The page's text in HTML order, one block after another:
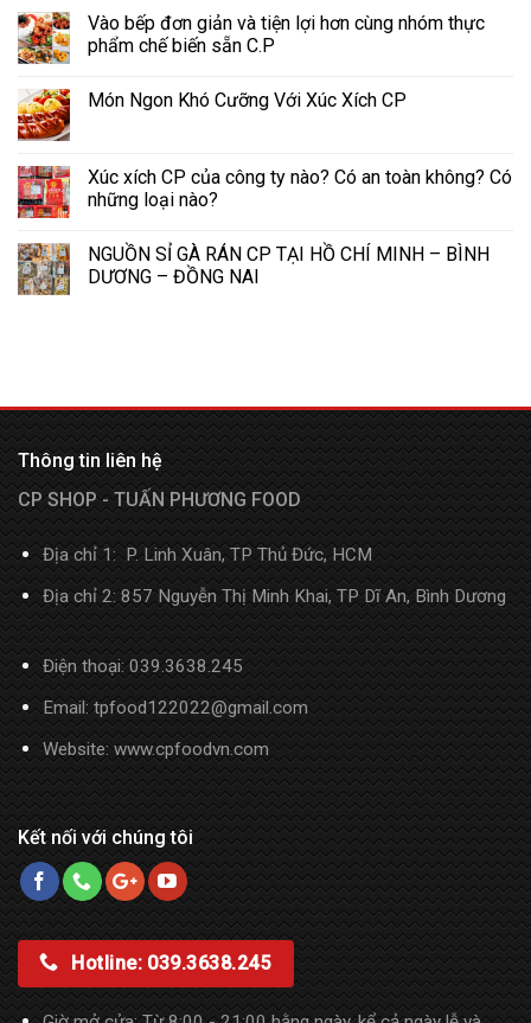
Vào bếp đơn giản và tiện lợi hơn cùng nhóm thực
phẩm chế biến sẵn C.P
Món Ngon Khó Cưỡng Với Xúc Xích CP
Xúc xích CP của công ty nào? Có an toàn không? Có
những loại nào?
NGUỒN SỈ GÀ RÁN CP TẠI HỒ CHÍ MINH – BÌNH
DƯƠNG – ĐỒNG NAI
Thông tin liên hệ
CP SHOP - TUẤN PHƯƠNG FOOD
Địa chỉ 1: P. Linh Xuân, TP Thủ Đức, HCM
Địa chỉ 2: 857 Nguyễn Thị Minh Khai, TP Dĩ An, Bình Dương
Điện thoại:039.3638.245
Email: tpfood122022@gmail.com
Website: www.cpfoodvn.com
Kết nối với chúng tôi
Hotline: 039.3638.245